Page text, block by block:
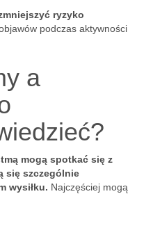
ryzyko
podczas aktywności
a
mogą spotkać się z
się szczególnie
wysiłku. Najczęściej mogą